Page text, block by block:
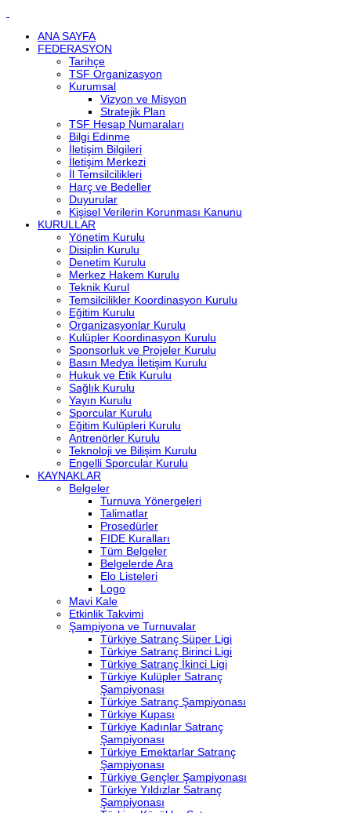
ANA SAYFA
FEDERASYON
Tarihçe
TSF Organizasyon
Kurumsal
Vizyon ve Misyon
Stratejik Plan
TSF Hesap Numaraları
Bilgi Edinme
İletişim Bilgileri
İletişim Merkezi
İl Temsilcilikleri
Harç ve Bedeller
Duyurular
Kişisel Verilerin Korunması Kanunu
KURULLAR
Yönetim Kurulu
Disiplin Kurulu
Denetim Kurulu
Merkez Hakem Kurulu
Teknik Kurul
Temsilcilikler Koordinasyon Kurulu
Eğitim Kurulu
Organizasyonlar Kurulu
Kulüpler Koordinasyon Kurulu
Sponsorluk ve Projeler Kurulu
Basın Medya İletişim Kurulu
Hukuk ve Etik Kurulu
Sağlık Kurulu
Yayın Kurulu
Sporcular Kurulu
Eğitim Kulüpleri Kurulu
Antrenörler Kurulu
Teknoloji ve Bilişim Kurulu
Engelli Sporcular Kurulu
KAYNAKLAR
Belgeler
Turnuva Yönergeleri
Talimatlar
Prosedürler
FIDE Kuralları
Tüm Belgeler
Belgelerde Ara
Elo Listeleri
Logo
Mavi Kale
Etkinlik Takvimi
Şampiyona ve Turnuvalar
Türkiye Satranç Süper Ligi
Türkiye Satranç Birinci Ligi
Türkiye Satranç İkinci Ligi
Türkiye Kulüpler Satranç
Şampiyonası
Türkiye Satranç Şampiyonası
Türkiye Kupası
Türkiye Kadınlar Satranç
Şampiyonası
Türkiye Emektarlar Satranç
Şampiyonası
Türkiye Gençler Şampiyonası
Türkiye Yıldızlar Satranç
Şampiyonası